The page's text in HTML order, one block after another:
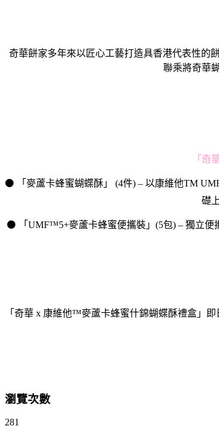
奇華餅家多年來以匠心工藝打造具香港代表性
聯乘將奇華
「奇
⚫ 「麥蘆卡蜂蜜蝴蝶酥」 (4件) – 以康維他TM
礎
⚫ 「UMF™5+麥蘆卡蜂蜜便攜裝」(5包) – 獨立
「奇華 x 康維他™麥蘆卡蜂蜜什錦蝴蝶酥禮盒」
瀏覽次數
281